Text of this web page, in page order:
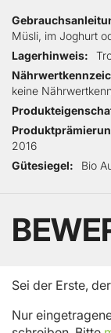
Müsli, im Joghurt
Lagerhinweis
keine
2016
Gütesiegel
Bio
Sei der Erste,
Nur